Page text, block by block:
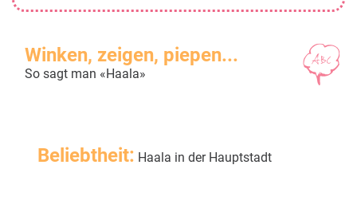
Winken, zeigen, piepen...
So sagt man «Haala»
Beliebtheit: Haala in der Hauptstadt